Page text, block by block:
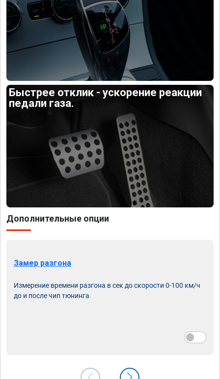
Быстрее отклик - ускорение реакции
педали газа.
Дополнительные опции
Замер разгона
Измерение времени разгона в сек до скорости 0-100 км/ч
до и после чип тюнинга